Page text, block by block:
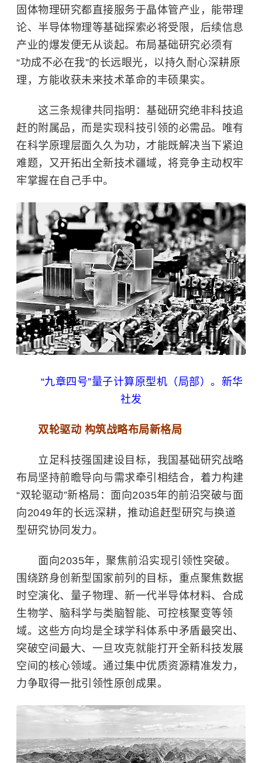
固体物理研究都直接服务于晶体管产业，能带理
论、半导体物理等基础探索必将受限，后续信息
产业的爆发便无从谈起。布局基础研究必须有
“功成不必在我”的长远眼光，以持久耐心深耕原
理，方能收获未来技术革命的丰硕果实。
这三条规律共同指明：基础研究绝非科技追
赶的附属品，而是实现科技引领的必需品。唯有
在科学原理层面久久为功，才能既解决当下紧迫
难题，又开拓出全新技术疆域，将竞争主动权牢
牢掌握在自己手中。
“九章四号”量子计算原型机（局部）。新华
社发
双轮驱动 构筑战略布局新格局
立足科技强国建设目标，我国基础研究战略
布局坚持前瞻导向与需求牵引相结合，着力构建
“双轮驱动”新格局：面向2035年的前沿突破与面
向2049年的长远深耕，推动追赶型研究与换道
型研究协同发力。
面向2035年，聚焦前沿实现引领性突破。
围绕跻身创新型国家前列的目标，重点聚焦数据
时空演化、量子物理、新一代半导体材料、 合成
生物学、脑科学与类脑智能、可控核聚变等领
域。这些方向均是全球学科体系中矛盾最突出、
突破空间最大、一旦攻克就能打开全新科技发展
空间的核心领域。通过集中优质资源精准发力，
力争取得一批引领性原创成果。